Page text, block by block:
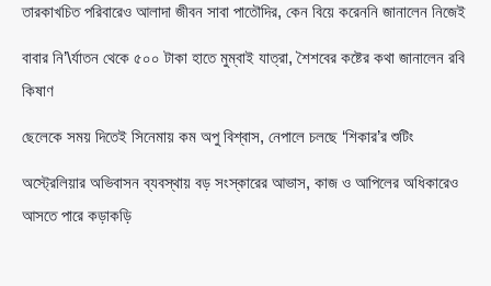
তারকাখচিত পরিবারেও আলাদা জীবন সাবা পাতৌদির, কেন বিয়ে করেননি জানালেন নিজেই
বাবার নি’\র্যাতন থেকে ৫০০ টাকা হাতে মুম্বাই যাত্রা, শৈশবের কষ্টের কথা জানালেন রবি
কিষাণ
ছেলেকে সময় দিতেই সিনেমায় কম অপু বিশ্বাস, নেপালে চলছে ‘শিকার’র শুটিং
অস্ট্রেলিয়ার অভিবাসন ব্যবস্থায় বড় সংস্কারের আভাস, কাজ ও আপিলের অধিকারেও
আসতে পারে কড়াকড়ি